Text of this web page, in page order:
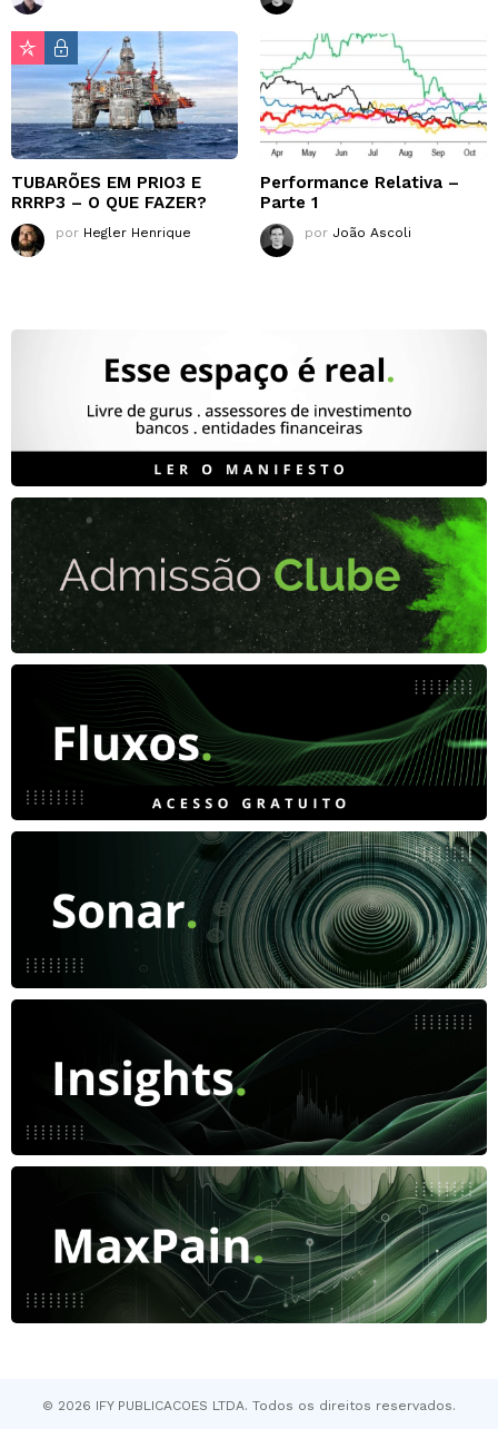
TUBARÕES EM PRIO3 E
RRRP3 – O QUE FAZER?
por Hegler Henrique
Performance Relativa –
Parte 1
por João Ascoli
© 2026 IFY PUBLICACOES LTDA. Todos os direitos reservados.